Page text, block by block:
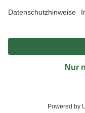
Produkte nur solange der Vorrat
*Paketversand ab 59 €
Nutzungsbedingungen
© 2026 toom Baumarkt